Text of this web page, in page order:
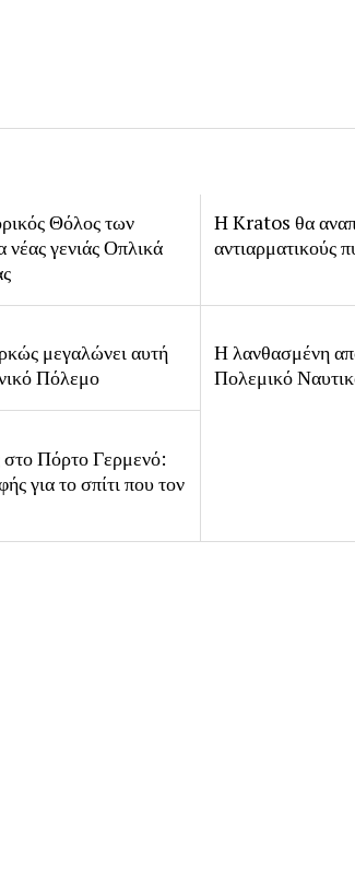
Θόλος των
γενιάς Οπλικά
H Kratos θα
μεγαλώνει αυτή
Πόλεμο
Η λανθασμένη
Πολεμικό
στο Πόρτο Γερμενό:
για το σπίτι που τον